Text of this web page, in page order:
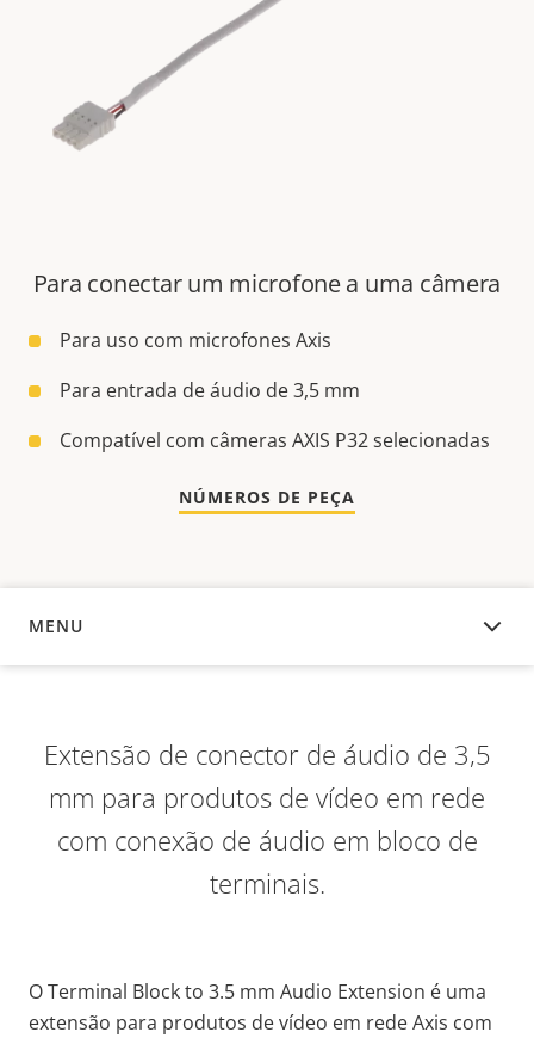
Para conectar um microfone a uma câmera
Para uso com microfones Axis
Para entrada de áudio de 3,5 mm
Compatível com câmeras AXIS P32 selecionadas
NÚMEROS DE PEÇA
MENU
VISÃO GERAL
Extensão de conector de áudio de 3,5
mm para produtos de vídeo em rede
com conexão de áudio em bloco de
terminais.
O Terminal Block to 3.5 mm Audio Extension é uma
extensão para produtos de vídeo em rede Axis com